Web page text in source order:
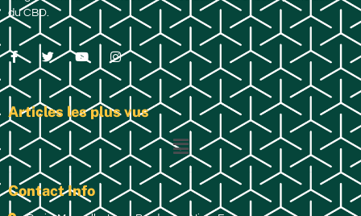
du CBD.
Articles les plus vus
Contact Info